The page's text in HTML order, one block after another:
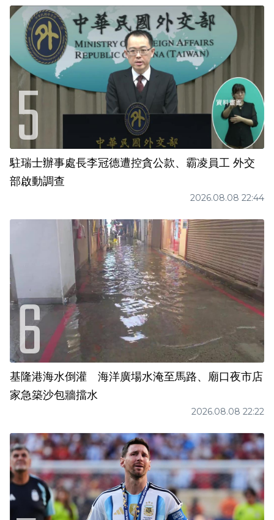
駐瑞士辦事處長李冠德遭控貪公款、霸凌員工 外交
部啟動調查
2026.08.08 22:44
基隆港海水倒灌 海洋廣場水淹至馬路、廟口夜市店
家急築沙包牆擋水
2026.08.08 22:22